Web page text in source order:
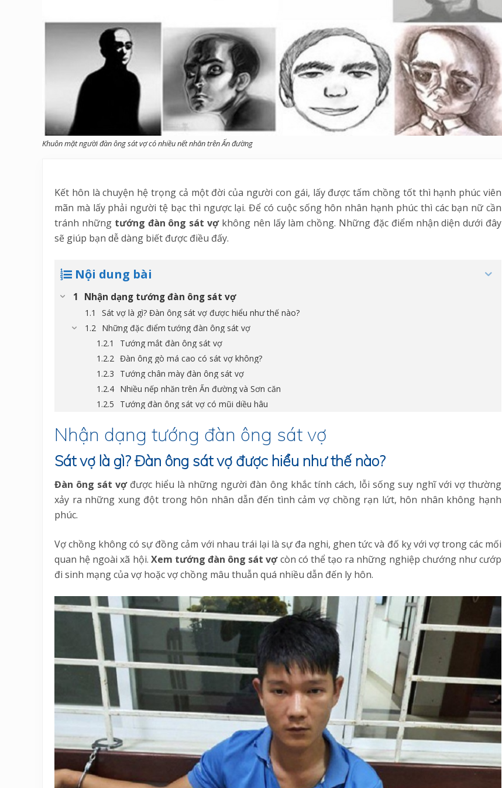
Khuôn mặt người đàn ông sát vợ có nhiều nết nhăn trên Ấn đường
Kết hôn là chuyện hệ trọng cả một đời của người con gái, lấy được tấm chồng tốt thì hạnh phúc viên
mãn mà lấy phải người tệ bạc thì ngược lại. Để có cuộc sống hôn nhân hạnh phúc thì các bạn nữ cần
tránh những tướng đàn ông sát vợkhông nên lấy làm chồng. Những đặc điểm nhận diện dưới đây
sẽ giúp bạn dễ dàng biết được điều đấy.
Nội dung bài
Nhận dạng tướng đàn ông sát vợ
Sát vợ là gì? Đàn ông sát vợ được hiểu như thế nào?
Những đặc điểm tướng đàn ông sát vợ
Tướng mắt đàn ông sát vợ
Đàn ông gò má cao có sát vợ không?
Tướng chân mày đàn ông sát vợ
Nhiều nếp nhăn trên Ấn đường và Sơn căn
Tướng đàn ông sát vợ có mũi diều hâu
Nhận dạng tướng đàn ông sát vợ
Sát vợ là gì? Đàn ông sát vợ được hiểu như thế nào?
Đàn ông sát vợđược hiểu là những người đàn ông khắc tính cách, lỗi sống suy nghĩ với vợ thường
xảy ra những xung đột trong hôn nhân dẫn đến tình cảm vợ chồng rạn lứt, hôn nhân không hạnh
phúc.
Vợ chồng không có sự đồng cảm với nhau trái lại là sự đa nghi, ghen tức và đố kỵ với vợ trong các mối
quan hệ ngoài xã hội. Xem tướng đàn ông sát vợcòn có thể tạo ra những nghiệp chướng như cướp
đi sinh mạng của vợ hoặc vợ chồng mâu thuẫn quá nhiều dẫn đến ly hôn.